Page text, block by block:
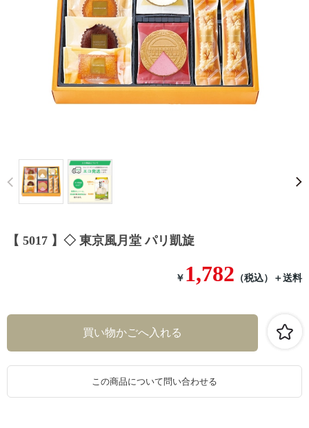
Prev
【 5017 】◇ 東京風月堂 パリ凱旋
￥ 1,782 （税込） ＋送料
この商品について問い合わせる